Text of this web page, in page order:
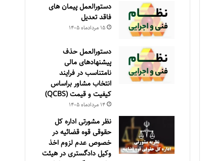
دستورالعمل پیمان های
فاقد تعدیل
۱۵ مرداد‌ماه ۱۴۰۵
دستورالعمل حذف
پيشنهادهای مالی
نامتناسب در فرايند
انتخاب مشاور براساس
كيفيت و قيمت (QCBS)
۱۴ مرداد‌ماه ۱۴۰۵
نظر مشورتی اداره کل
حقوقی قوه قضائیه در
خصوص عدم لزوم اخذ
وکیل دادگستری در هیئت